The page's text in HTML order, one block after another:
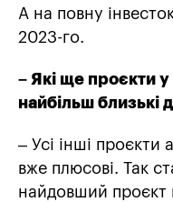
А на повну
2023-го.
– Які ще проєкти
найбільш близькі
– Усі інші проєкти
вже плюсові. Так
найдовший проєкт